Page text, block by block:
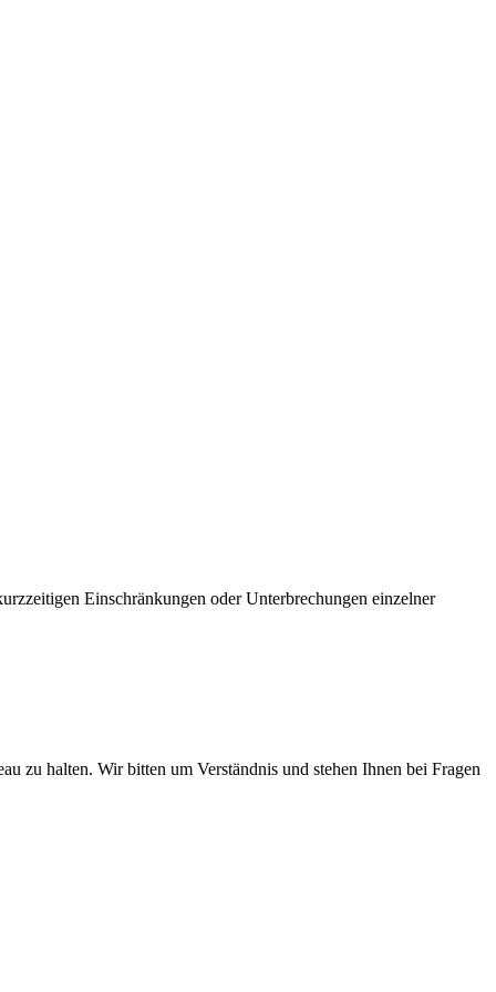
Einschränkungen oder Unterbrechungen einzelner
zu halten. Wir bitten um Verständnis und stehen Ihnen bei Fragen